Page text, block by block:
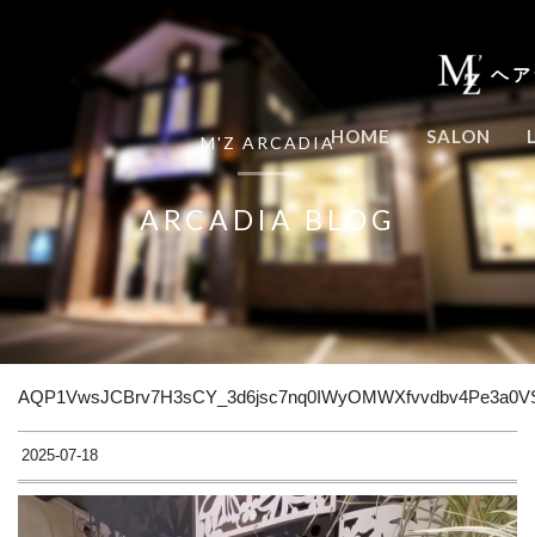
ヘ
HOME SALON
M'Z ARCADIA
ARCADIA BLOG
2025-07-18